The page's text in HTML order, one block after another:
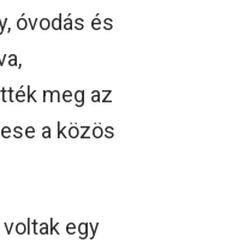
óvodás és
meg az
a közös
egy